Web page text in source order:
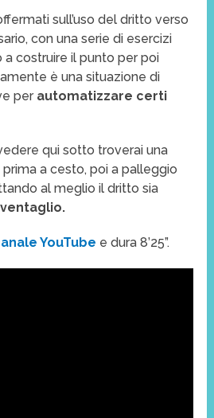
sull’uso del dritto verso
con una serie di esercizi
costruire il punto per poi
è una situazione di
per automatizzare certi
qui sotto troverai una
a cesto, poi a palleggio
al meglio il dritto sia
YouTube e dura 8’25”.